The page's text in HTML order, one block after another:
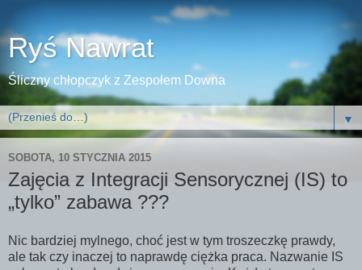
Ryś Nawrat
Śliczny chłopczyk z Zespołem Downa
▼
SOBOTA, 10 STYCZNIA 2015
Zajęcia z Integracji Sensorycznej (IS) to
„tylko” zabawa ???
Nic bardziej mylnego, choć jest w tym troszeczkę prawdy,
ale tak czy inaczej to naprawdę ciężka praca. Nazwanie IS